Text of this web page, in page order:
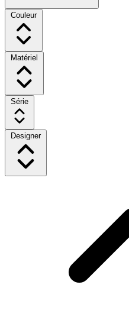
Couleur
Matériel
Série
Designer